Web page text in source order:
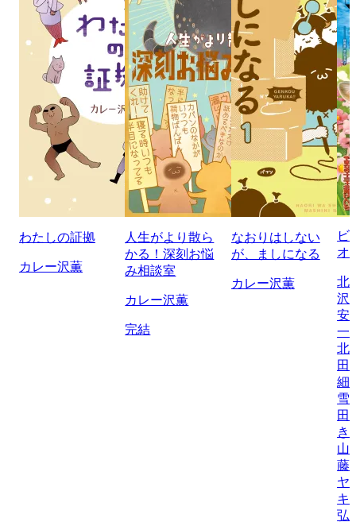
わたしの証拠
カレー沢薫
人生がより散ら
かる！深刻お悩
み相談室
カレー沢薫
完結
なおりはしない
が、ましになる
カレー沢薫
ビ
オ
北
沢
安
一/
北
田
細
雪
田
き
山
藤
ヤ
キ
弘/